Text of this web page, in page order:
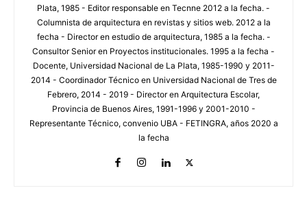
Plata, 1985 - Editor responsable en Tecnne 2012 a la fecha. -
Columnista de arquitectura en revistas y sitios web. 2012 a la
fecha - Director en estudio de arquitectura, 1985 a la fecha. -
Consultor Senior en Proyectos institucionales. 1995 a la fecha -
Docente, Universidad Nacional de La Plata, 1985-1990 y 2011-
2014 - Coordinador Técnico en Universidad Nacional de Tres de
Febrero, 2014 - 2019 - Director en Arquitectura Escolar,
Provincia de Buenos Aires, 1991-1996 y 2001-2010 -
Representante Técnico, convenio UBA - FETINGRA, años 2020 a
la fecha